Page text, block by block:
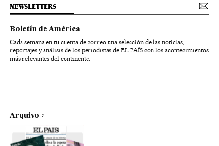
NEWSLETTERS
Boletín de América
Cada semana en tu cuenta de correo una selección de las noticias,
reportajes y análisis de los periodistas de EL PAÍS con los acontecimientos
más relevantes del continente.
Arquivo